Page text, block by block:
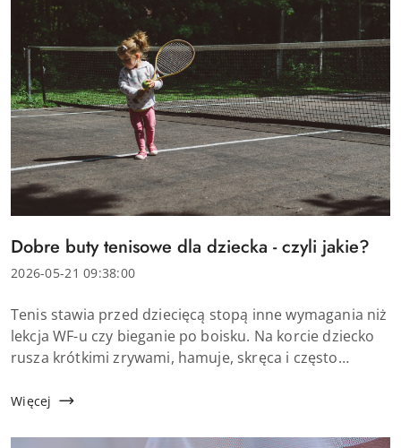
Tytuł
artykułu:
Dobre buty tenisowe dla dziecka - czyli jakie?
Data
2026-05-21 09:38:00
Treść
artykułu:
Tenis stawia przed dziecięcą stopą inne wymagania niż
lekcja WF-u czy bieganie po boisku. Na korcie dziecko
rusza krótkimi zrywami, hamuje, skręca i często
sportowe obuwie może nie dać odpowiedni...
Więcej